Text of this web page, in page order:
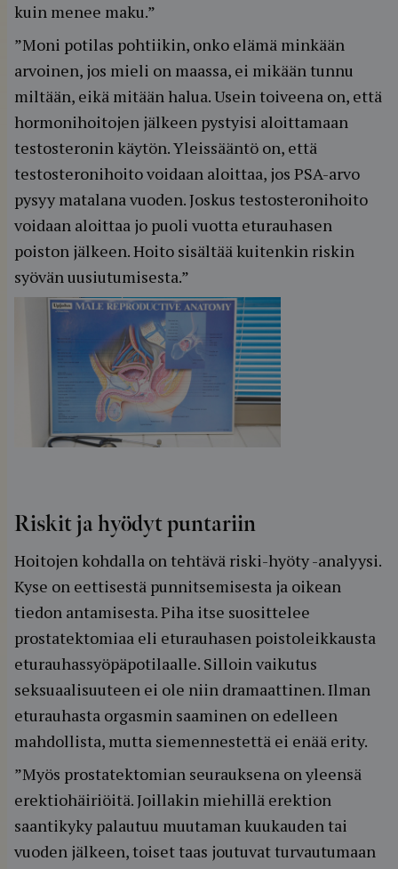
kuin menee maku.”
”Moni potilas pohtiikin, onko elämä minkään
arvoinen, jos mieli on maassa, ei mikään tunnu
miltään, eikä mitään halua. Usein toiveena on, että
hormonihoitojen jälkeen pystyisi aloittamaan
testosteronin käytön. Yleissääntö on, että
testosteronihoito voidaan aloittaa, jos PSA-arvo
pysyy matalana vuoden. Joskus testosteronihoito
voidaan aloittaa jo puoli vuotta eturauhasen
poiston jälkeen. Hoito sisältää kuitenkin riskin
syövän uusiutumisesta.”
Riskit ja hyödyt puntariin
Hoitojen kohdalla on tehtävä riski-hyöty -analyysi.
Kyse on eettisestä punnitsemisesta ja oikean
tiedon antamisesta. Piha itse suosittelee
prostatektomiaa eli eturauhasen poistoleikkausta
eturauhassyöpäpotilaalle. Silloin vaikutus
seksuaalisuuteen ei ole niin dramaattinen. Ilman
eturauhasta orgasmin saaminen on edelleen
mahdollista, mutta siemennestettä ei enää erity.
”Myös prostatektomian seurauksena on yleensä
erektiohäiriöitä. Joillakin miehillä erektion
saantikyky palautuu muutaman kuukauden tai
vuoden jälkeen, toiset taas joutuvat turvautumaan